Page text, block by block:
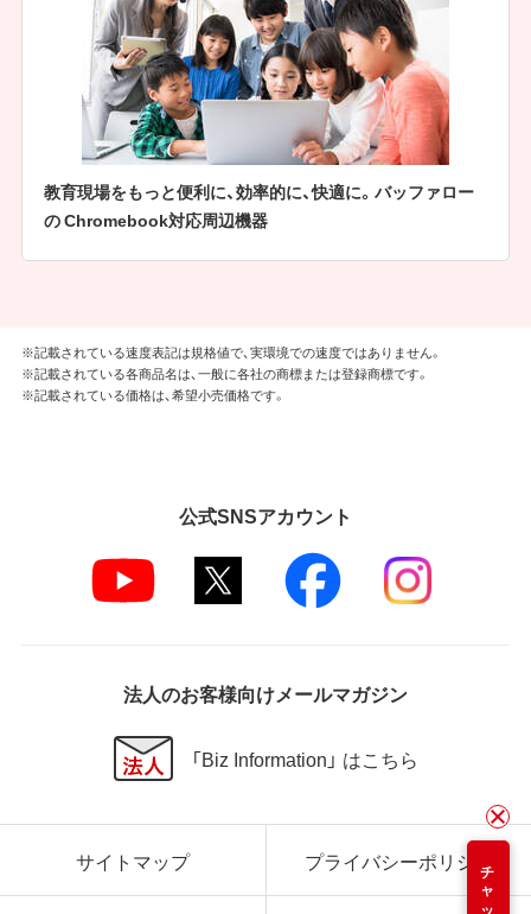
教育現場をもっと便利に、効率的に、快適に。バッファロー
の Chromebook対応周辺機器
※記載されている速度表記は規格値で、実環境での速度ではありません。
※記載されている各商品名は、一般に各社の商標または登録商標です。
※記載されている価格は、希望小売価格です。
公式SNSアカウント
法人のお客様向けメールマガジン
「Biz Information」 はこちら
サイトマップ プライバシーポリシー